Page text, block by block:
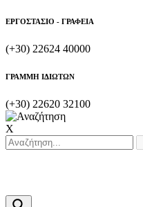
ΕΡΓΟΣΤΑΣΙΟ - ΓΡΑΦΕΙΑ
(+30) 22624 40000
ΓΡΑΜΜΗ ΙΔΙΩΤΩΝ
(+30) 22620 32100
X